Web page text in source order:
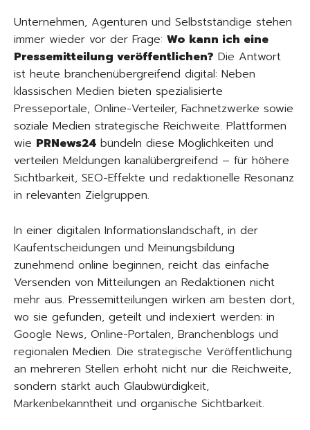
Unternehmen, Agenturen und Selbstständige stehen
immer wieder vor der Frage: Wo kann ich eine
Pressemitteilung veröffentlichen? Die Antwort
ist heute branchenübergreifend digital: Neben
klassischen Medien bieten spezialisierte
Presseportale, Online-Verteiler, Fachnetzwerke sowie
soziale Medien strategische Reichweite. Plattformen
wie PRNews24 bündeln diese Möglichkeiten und
verteilen Meldungen kanalübergreifend – für höhere
Sichtbarkeit, SEO-Effekte und redaktionelle Resonanz
in relevanten Zielgruppen.
In einer digitalen Informationslandschaft, in der
Kaufentscheidungen und Meinungsbildung
zunehmend online beginnen, reicht das einfache
Versenden von Mitteilungen an Redaktionen nicht
mehr aus. Pressemitteilungen wirken am besten dort,
wo sie gefunden, geteilt und indexiert werden: in
Google News, Online-Portalen, Branchenblogs und
regionalen Medien. Die strategische Veröffentlichung
an mehreren Stellen erhöht nicht nur die Reichweite,
sondern stärkt auch Glaubwürdigkeit,
Markenbekanntheit und organische Sichtbarkeit.